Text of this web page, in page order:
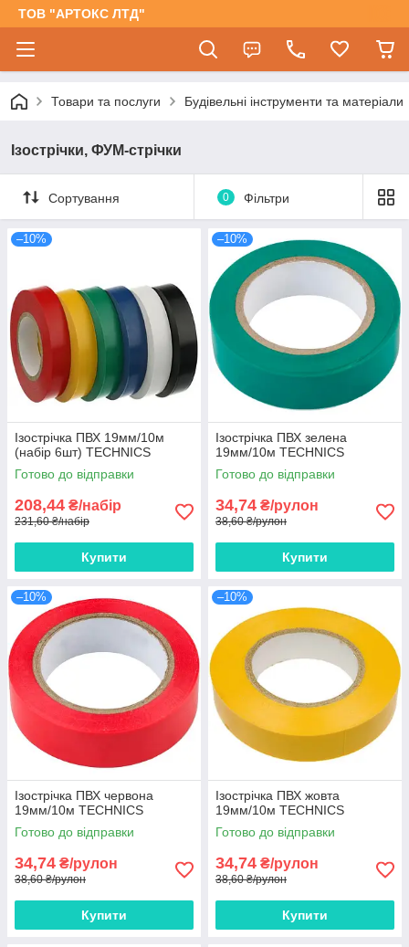
ТОВ "АРТОКС ЛТД"
Товари та послуги Будівельні інструменти та матеріали
Ізострічки, ФУМ-стрічки
Сортування 0 Фільтри
–10%
Ізострічка ПВХ 19мм/10м
(набір 6шт) TECHNICS
Готово до відправки
208,44 ₴/набір
231,60 ₴/набір
Купити
–10%
Ізострічка ПВХ зелена
19мм/10м TECHNICS
Готово до відправки
34,74 ₴/рулон
38,60 ₴/рулон
Купити
–10%
Ізострічка ПВХ червона
19мм/10м TECHNICS
Готово до відправки
34,74 ₴/рулон
38,60 ₴/рулон
Купити
–10%
Ізострічка ПВХ жовта
19мм/10м TECHNICS
Готово до відправки
34,74 ₴/рулон
38,60 ₴/рулон
Купити